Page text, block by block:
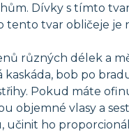
Dívky s tímto
tvar obličeje
různých délek a
bob po
Pokud máte
objemné vlasy a
ho